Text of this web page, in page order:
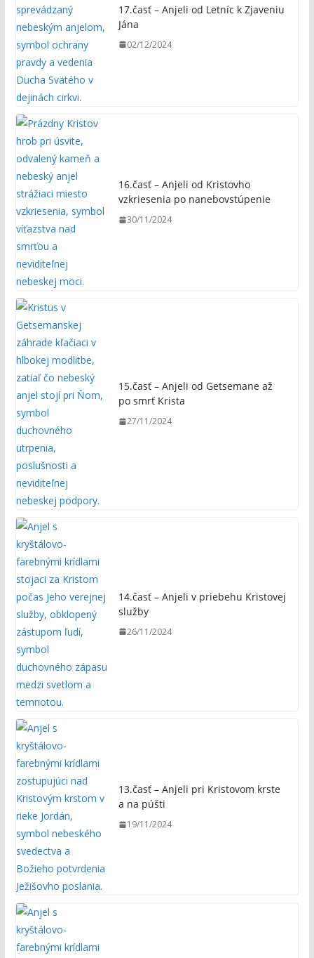
17.časť – Anjeli od Letníc k Zjaveniu
Jána
02/12/2024
16.časť – Anjeli od Kristovho
vzkriesenia po nanebovstúpenie
30/11/2024
15.časť – Anjeli od Getsemane až
po smrť Krista
27/11/2024
14.časť – Anjeli v priebehu Kristovej
služby
26/11/2024
13.časť – Anjeli pri Kristovom krste
a na púšti
19/11/2024